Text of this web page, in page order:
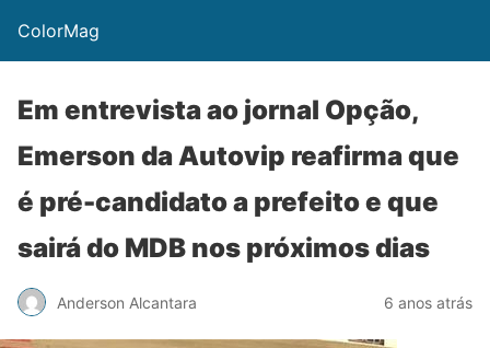
ColorMag
Em entrevista ao jornal Opção,
Emerson da Autovip reafirma que
é pré-candidato a prefeito e que
sairá do MDB nos próximos dias
Anderson Alcantara 6 anos atrás